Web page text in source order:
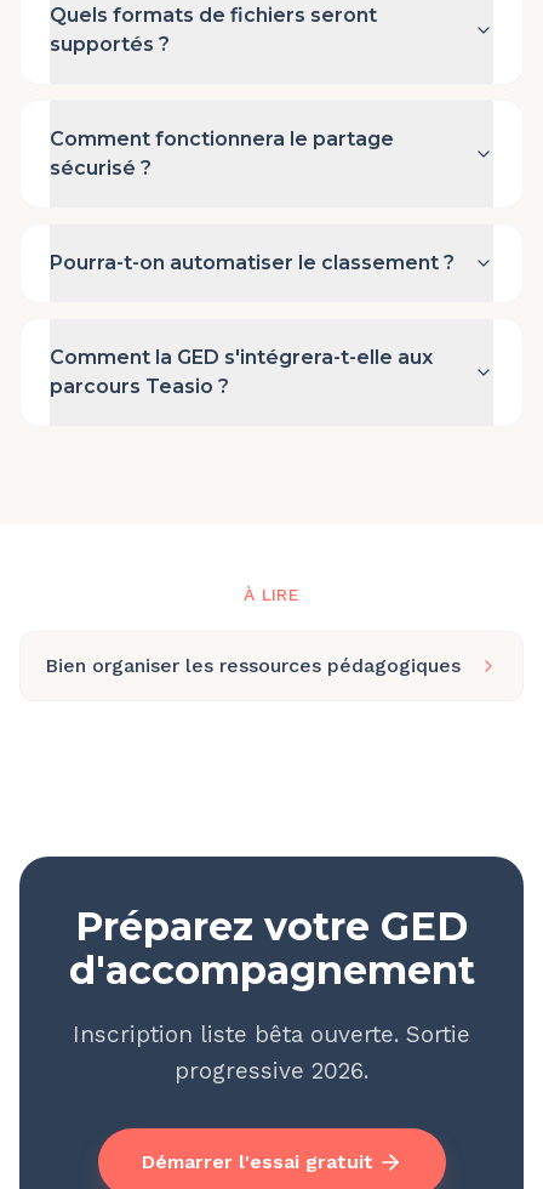
Quels formats de fichiers seront
supportés ?
Comment fonctionnera le partage
sécurisé ?
Pourra-t-on automatiser le classement ?
Comment la GED s'intégrera-t-elle aux
parcours Teasio ?
À LIRE
Bien organiser les ressources pédagogiques
Préparez votre GED
d'accompagnement
Inscription liste bêta ouverte. Sortie
progressive 2026.
Démarrer l'essai gratuit